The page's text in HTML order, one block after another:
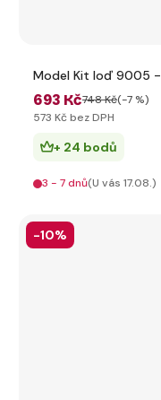
Model Kit loď 9005 -
693 Kč748 Kč(-7 %)
573 Kč bez DPH
+ 24 bodů
3 - 7 dnů(U vás 17.08.)
-10%